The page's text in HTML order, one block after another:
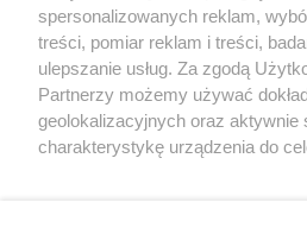
spersonalizowanych reklam,
treści, pomiar reklam i treści,
ulepszanie usług. Za zgodą
Partnerzy możemy używać
geolokalizacyjnych oraz aktywnie
charakterystykę urządzenia do